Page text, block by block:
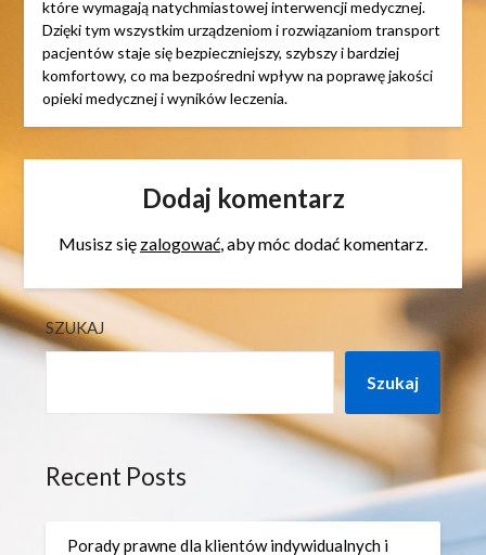
które wymagają natychmiastowej interwencji medycznej.
Dzięki tym wszystkim urządzeniom i rozwiązaniom transport
pacjentów staje się bezpieczniejszy, szybszy i bardziej
komfortowy, co ma bezpośredni wpływ na poprawę jakości
opieki medycznej i wyników leczenia.
Dodaj komentarz
Musisz się zalogować, aby móc dodać komentarz.
SZUKAJ
Szukaj
Recent Posts
Porady prawne dla klientów indywidualnych i